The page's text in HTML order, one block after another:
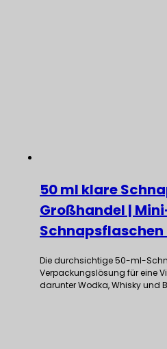
50 ml klare
Großhandel |
Die durchsichtige 50-ml-
Verpackungslösung für eine
darunter Wodka, Whisky und